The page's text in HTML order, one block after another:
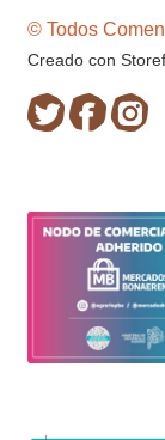
© Todos Comen
Creado con